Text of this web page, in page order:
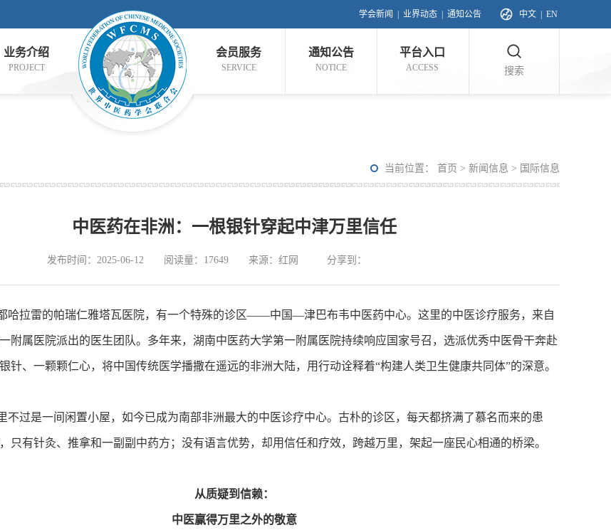
学会新闻 业界动态 通知公告 中文 EN
业务介绍
PROJECT
会员服务
SERVICE
通知公告
NOTICE
平台入口
ACCESS 搜索
当前位置： 首页 > 新闻信息 > 国际信息
中医药在非洲：一根银针穿起中津万里信任
发布时间：2025-06-12 阅读量：17649 来源：红网 分享到：
拉雷的帕瑞仁雅塔瓦医院，有一个特殊的诊区——中国—津巴布韦中医药中心。这里的中医诊疗服务，来自
附属医院派出的医生团队。多年来，湖南中医药大学第一附属医院持续响应国家号召，选派优秀中医骨干奔赴
针、一颗颗仁心，将中国传统医学播撒在遥远的非洲大陆，用行动诠释着“构建人类卫生健康共同体”的深意。
过是一间闲置小屋，如今已成为南部非洲最大的中医诊疗中心。古朴的诊区，每天都挤满了慕名而来的患
只有针灸、推拿和一副副中药方；没有语言优势，却用信任和疗效，跨越万里，架起一座民心相通的桥梁。
从质疑到信赖：
中医赢得万里之外的敬意